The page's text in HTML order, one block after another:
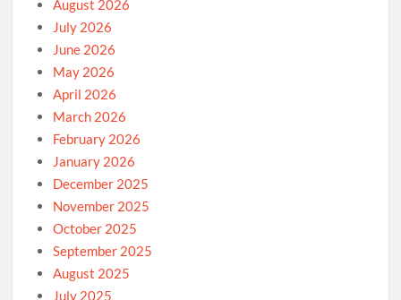
August 2026
July 2026
June 2026
May 2026
April 2026
March 2026
February 2026
January 2026
December 2025
November 2025
October 2025
September 2025
August 2025
July 2025